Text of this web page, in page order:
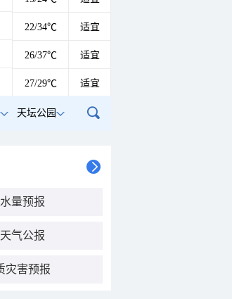
22/34℃ 适宜
26/37℃ 适宜
27/29℃ 适宜
天坛公园
量预报
气公报
灾害预报